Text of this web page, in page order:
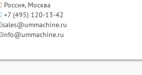
Россия, Москва
+7 (495) 120-13-42
sales@ummachine.ru
info@ummachine.ru